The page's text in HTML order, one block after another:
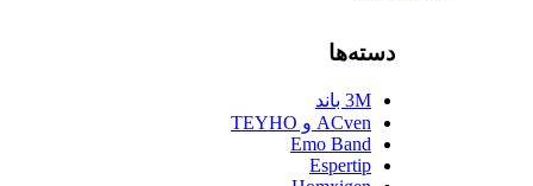
دسته‌ها
ACven و TEYHO
Emo Band
Espertip